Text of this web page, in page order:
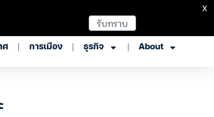
ศ การเมือง ธุรกิจ About
รับทราบ
X